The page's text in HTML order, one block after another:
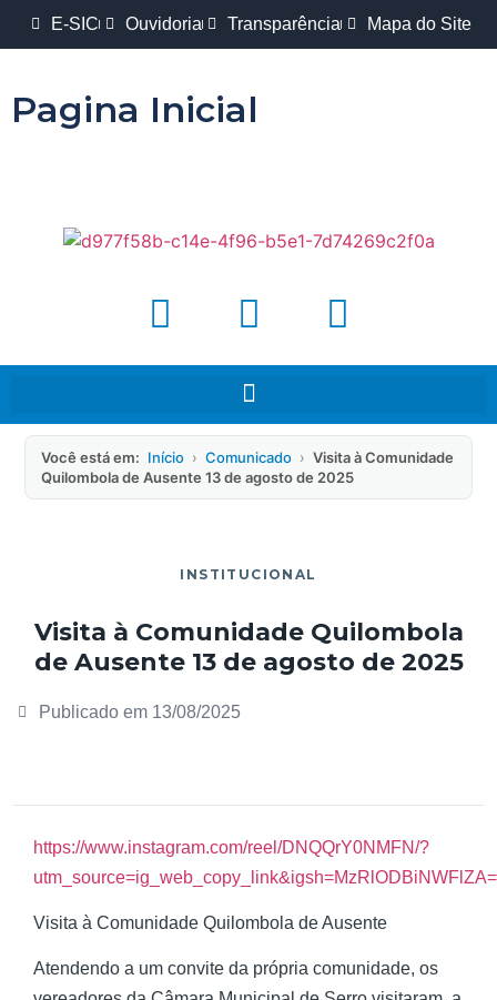
E-SIC Ouvidoria Transparência Mapa do Site
Pagina Inicial
Você está em: Início › Comunicado › Visita à Comunidade
Quilombola de Ausente 13 de agosto de 2025
INSTITUCIONAL
Visita à Comunidade Quilombola
de Ausente 13 de agosto de 2025
Publicado em 13/08/2025
https://www.instagram.com/reel/DNQQrY0NMFN/?
Visita à Comunidade Quilombola de Ausente
Atendendo a um convite da própria comunidade, os